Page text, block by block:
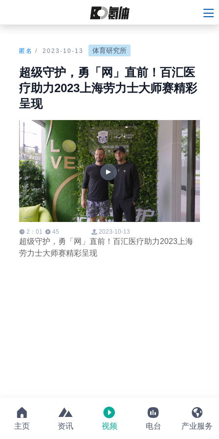
匿名 / 2023-10-13 体育研究所
超级守护，勇「网」直前！百汇医
疗助力2023上海劳力士大师赛精彩
呈现
2：01 45 2023-10-13
超级守护，勇「网」直前！百汇医疗助力2023上海
劳力士大师赛精彩呈现

主页

资讯

视频

电台

产业服务